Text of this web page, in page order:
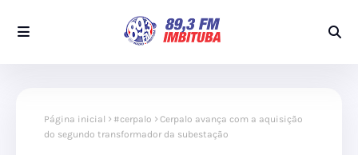
Página inicial #cerpalo
Cerpalo avança com a aquisição
do segundo transformador da subestação